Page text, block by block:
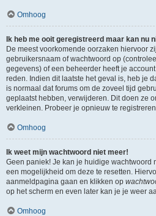
Omhoog
Ik heb me ooit geregistreerd maar kan nu
De meest voorkomende oorzaken hiervoor
gebruikersnaam of wachtwoord op
gegevens) of een beheerder heeft je
reden. Indien dit laatste het geval is, heb je
is normaal dat forums om de zoveel tijd
geplaatst hebben, verwijderen. Dit doen ze
verkleinen. Probeer je opnieuw te
Omhoog
Ik weet mijn wachtwoord niet meer!
Geen paniek! Je kan je huidige wachtwoord
een mogelijkheid om deze te resetten.
aanmeldpagina gaan en klikken op
op het scherm en even later kan je je weer
Omhoog